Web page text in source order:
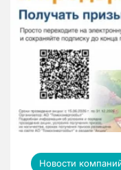
Новости